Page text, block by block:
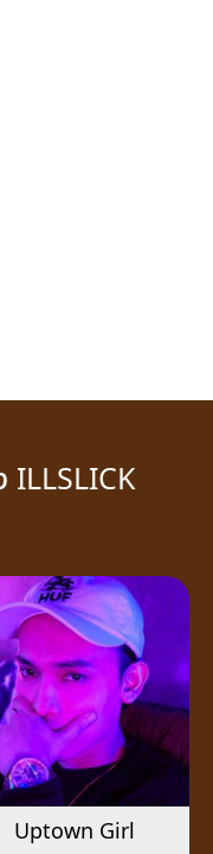
Uptown Girl